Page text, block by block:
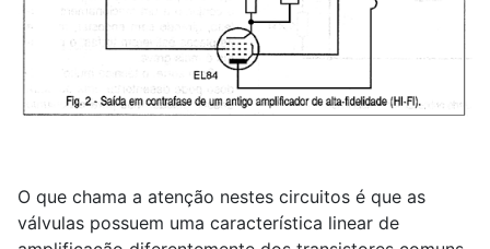
O que chama a atenção nestes circuitos é que as
válvulas possuem uma característica linear de